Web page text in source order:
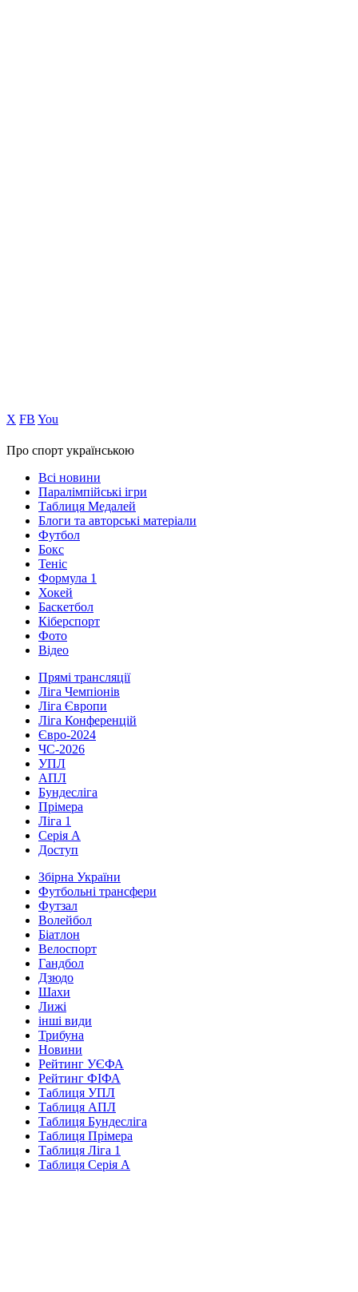
Х FB You
Про спорт українською
Всі новини
Паралімпійські ігри
Таблиця Медалей
Блоги та авторські матеріали
Футбол
Бокс
Теніс
Формула 1
Хокей
Баскетбол
Кіберспорт
Фото
Відео
Прямі трансляції
Ліга Чемпіонів
Ліга Європи
Ліга Конференцій
Євро-2024
ЧС-2026
УПЛ
АПЛ
Бундесліга
Прімера
Ліга 1
Серія А
Доступ
Збірна України
Футбольні трансфери
Футзал
Волейбол
Біатлон
Велоспорт
Гандбол
Дзюдо
Шахи
Лижі
інші види
Трибуна
Новини
Рейтинг УЄФА
Рейтинг ФІФА
Таблиця УПЛ
Таблиця АПЛ
Таблиця Бундесліга
Таблиця Прімера
Таблиця Ліга 1
Таблиця Серія А